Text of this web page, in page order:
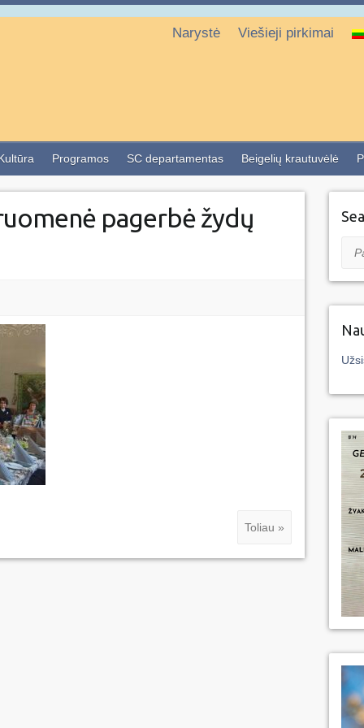
Narystė Viešieji pirkimai
Programos SC departamentas Beigelių krautuvėlė
pagerbė žydų
Toliau »